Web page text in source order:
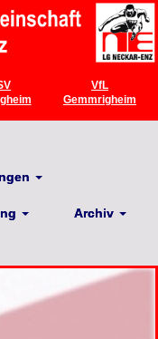
VfL
Gemmrigheim
Archiv